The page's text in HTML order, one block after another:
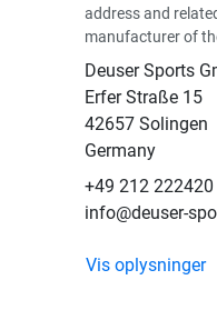
address and
manufacturer of
Deuser Sports
Erfer Straße 15
42657 Solingen
Germany
+49 212 222420
info@deuser-
Vis oplysninger